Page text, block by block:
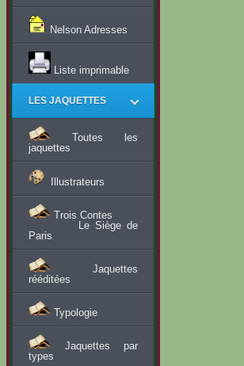
Nelson Adresses
Liste imprimable
LES JAQUETTES
Toutes les
jaquettes
Illustrateurs
Trois Contes
Le Siège de
Paris
Jaquettes
rééditées
Typologie
Jaquettes par
types